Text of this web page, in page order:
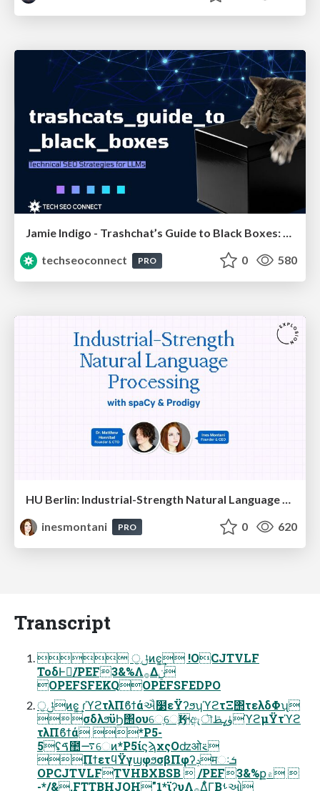
Jamie Indigo - Trashchat’s Guide to Black Boxes: Technical SEO Tactics for LLMs
techseoconnect
PRO 0 580
inesmontani
PRO 0 620
Transcript
 ੁݪͷͼ͚͢ !OCJTVLF
ΤοδͰಈ͘/PEF3&%Λ࡞Δ࣮ݧ
OPEFSFEKQOPEFSFEDPO
ੁݪͷͼ͚͢ ɾϓϩτλΠϐϯάઐ໳εΫʔϧʮϓϩτΞ΢τελδΦʯ
σδλϧϋϦ΢ουେֶେֶӃඇৗۈߨࢣϓϩμΫτϓϩ
τλΠϐϯά *P5-
5ʢࠃ಺࠷େͷ*P5ίϛϡχςΟʣओ࠵
ΠϯετϥΫγϣφϧσβΠφʔݚमઃܭ
OPCJTVLFTVHBXBSB  /PEF3&%ք۾ 
-*/&.FTTBHJOH"1*ϊʔυΛ࡞Δ͋ͨΓ͔Βࢀઓ